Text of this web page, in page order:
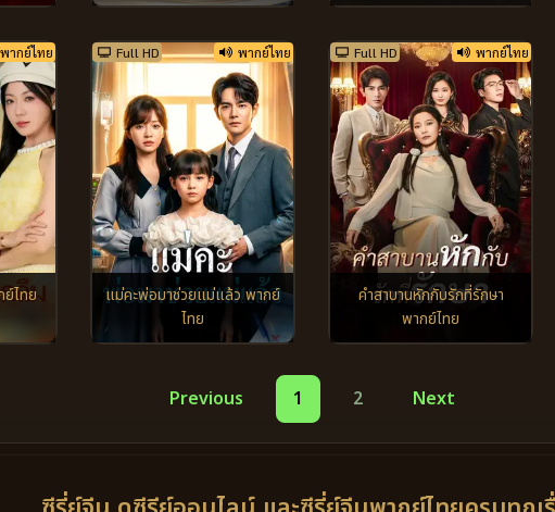
พากย์ไทย
ไทย
Full HD พากย์ไทย
แม่คะพ่อมาช่วยแม่แล้ว พากย์
ไทย
Full HD พากย์ไทย
คำสาบานหักกับรักที่รักษา
พากย์ไทย
Previous 1 2 Next